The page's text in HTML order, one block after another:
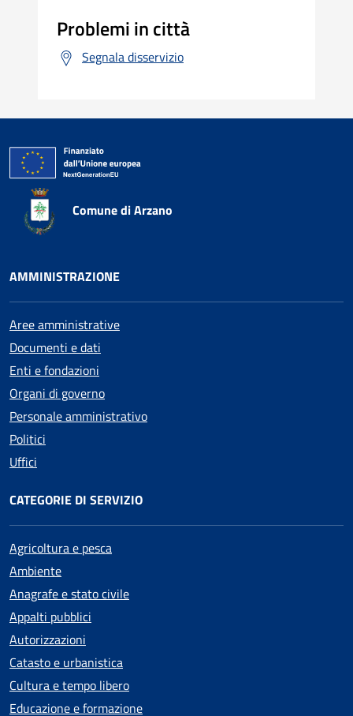
Problemi in città
Segnala disservizio
Comune di Arzano
AMMINISTRAZIONE
Aree amministrative
Documenti e dati
Enti e fondazioni
Organi di governo
Personale amministrativo
Politici
Uffici
CATEGORIE DI SERVIZIO
Agricoltura e pesca
Ambiente
Anagrafe e stato civile
Appalti pubblici
Autorizzazioni
Catasto e urbanistica
Cultura e tempo libero
Educazione e formazione